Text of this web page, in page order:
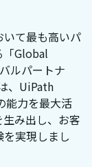
て最も高いパ
「Global
ルパートナ
、UiPath
力を最大活
み出し、お客
実現しまし